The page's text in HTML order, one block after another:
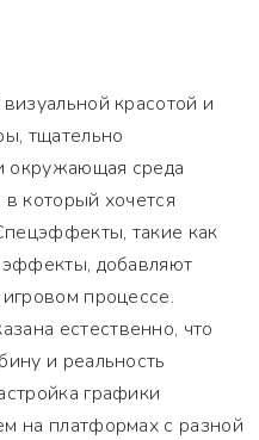
красотой и
тщательно
окружающая среда
который хочется
такие как
добавляют
процессе.
естественно, что
и реальность
графики
на платформах с разной